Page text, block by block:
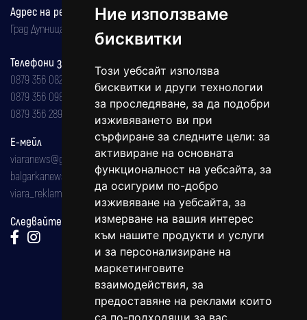
Ние използваме
бисквитки
Този уебсайт използва
бисквитки и други технологии
за проследяване, за да подобри
изживяването ви при
сърфиране за следните цели: за
активиране на основната
функционалност на уебсайта, за
да осигурим по-добро
изживяване на уебсайта, за
измерване на вашия интерес
към нашите продукти и услуги
и за персонализиране на
маркетинговите
взаимодействия, за
предоставяне на реклами които
са по-подходящи за вас
Адрес на редакцията
Град Дупница, ул.''Христо Ботев" 43
Телефони за реклама и абонаменти
0879 356 082
0879 356 098
0879 356 289
Е-мейл
viaranews@gmail.com
balgarkanews@gmail.com
viara_reklama@mail.bg
Следвайте ни: